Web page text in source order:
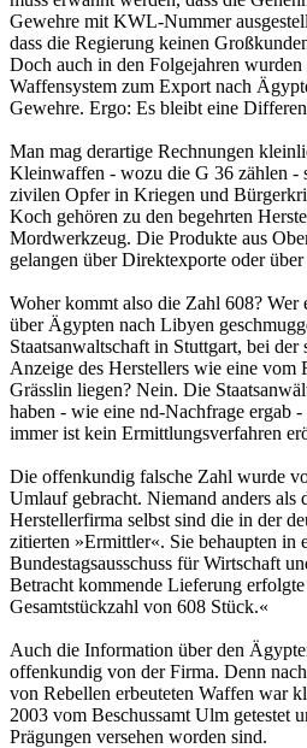
Gewehre mit KWL-Nummer
dass die Regierung keinen
Doch auch in den Folgejahren
Waffensystem zum Export nach
Gewehre. Ergo: Es bleibt eine
Man mag derartige Rechnungen
Kleinwaffen - wozu die G 36 zählen -
zivilen Opfer in Kriegen und
Koch gehören zu den begehrten
Mordwerkzeug. Die Produkte aus
gelangen über Direktexporte oder
Woher kommt also die Zahl 608? Wer
über Ägypten nach Libyen
Staatsanwaltschaft in Stuttgart, bei
Anzeige des Herstellers wie eine vom
Grässlin liegen? Nein. Die
haben - wie eine nd-Nachfrage ergab
immer ist kein Ermittlungsverfahren
Die offenkundig falsche Zahl wurde
Umlauf gebracht. Niemand anders als
Herstellerfirma selbst sind die in der
zitierten »Ermittler«. Sie behaupten in
Bundestagsausschuss für Wirtschaft
Betracht kommende Lieferung
Gesamtstückzahl von 608 Stück.«
Auch die Information über den
offenkundig von der Firma. Denn
von Rebellen erbeuteten Waffen war
2003 vom Beschussamt Ulm getestet
Prägungen versehen worden sind.